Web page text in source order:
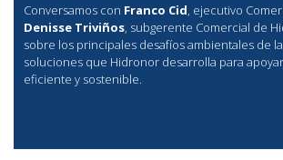
Conversamos con Franco Cid, ejecutivo
Denisse Triviños, subgerente Comercial de
sobre los principales desafíos ambientales de
soluciones que Hidronor desarrolla para
eficiente y sostenible.